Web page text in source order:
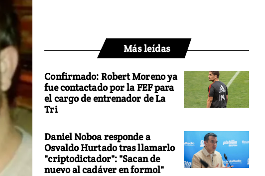
Más leídas
Confirmado: Robert Moreno ya
fue contactado por la FEF para
el cargo de entrenador de La
Tri
Daniel Noboa responde a
Osvaldo Hurtado tras llamarlo
"criptodictador": "Sacan de
nuevo al cadáver en formol"